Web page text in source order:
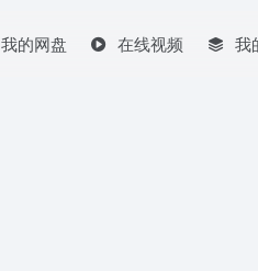
我的网盘 在线视频 我